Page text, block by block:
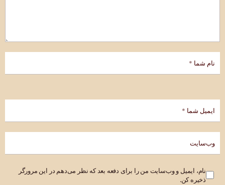
نام، ایمیل و وب‌سایت من را برای دفعه بعد که نظر می‌دهم در این مرورگر
ذخیره کن.